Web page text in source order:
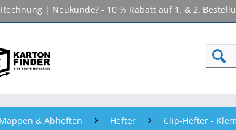
| Neukunde? - 10 % Rabatt auf 1. & 2.
& Abheften Hefter Clip-Hefter -